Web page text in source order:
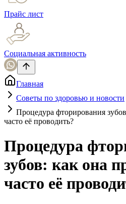
Прайс лист
Социальная активность
Главная
Советы по здоровью и новости
Процедура фторирования
часто её проводить?
Процедура
зубов: как она
часто её